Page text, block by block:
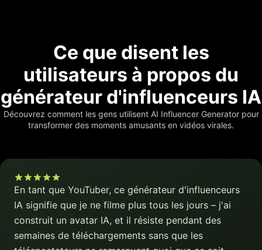
Ce que disent les
utilisateurs à propos du
générateur d'influenceurs IA
Découvrez comment les gens utilisent AI Influencer Generator pour
transformer des moments amusants en vidéos virales.
En tant que YouTuber, ce générateur d'influenceurs
IA signifie que je ne filme plus tous les jours – j'ai
construit un avatar IA, et il résiste pendant des
semaines de téléchargements sans que les